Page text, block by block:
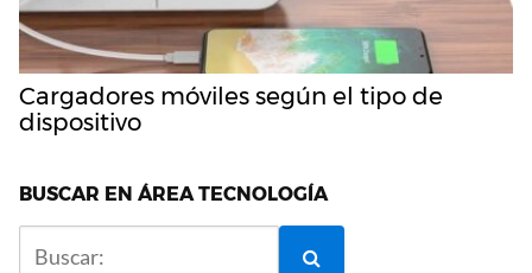
Cargadores móviles según el tipo de
dispositivo
BUSCAR EN ÁREA TECNOLOGÍA